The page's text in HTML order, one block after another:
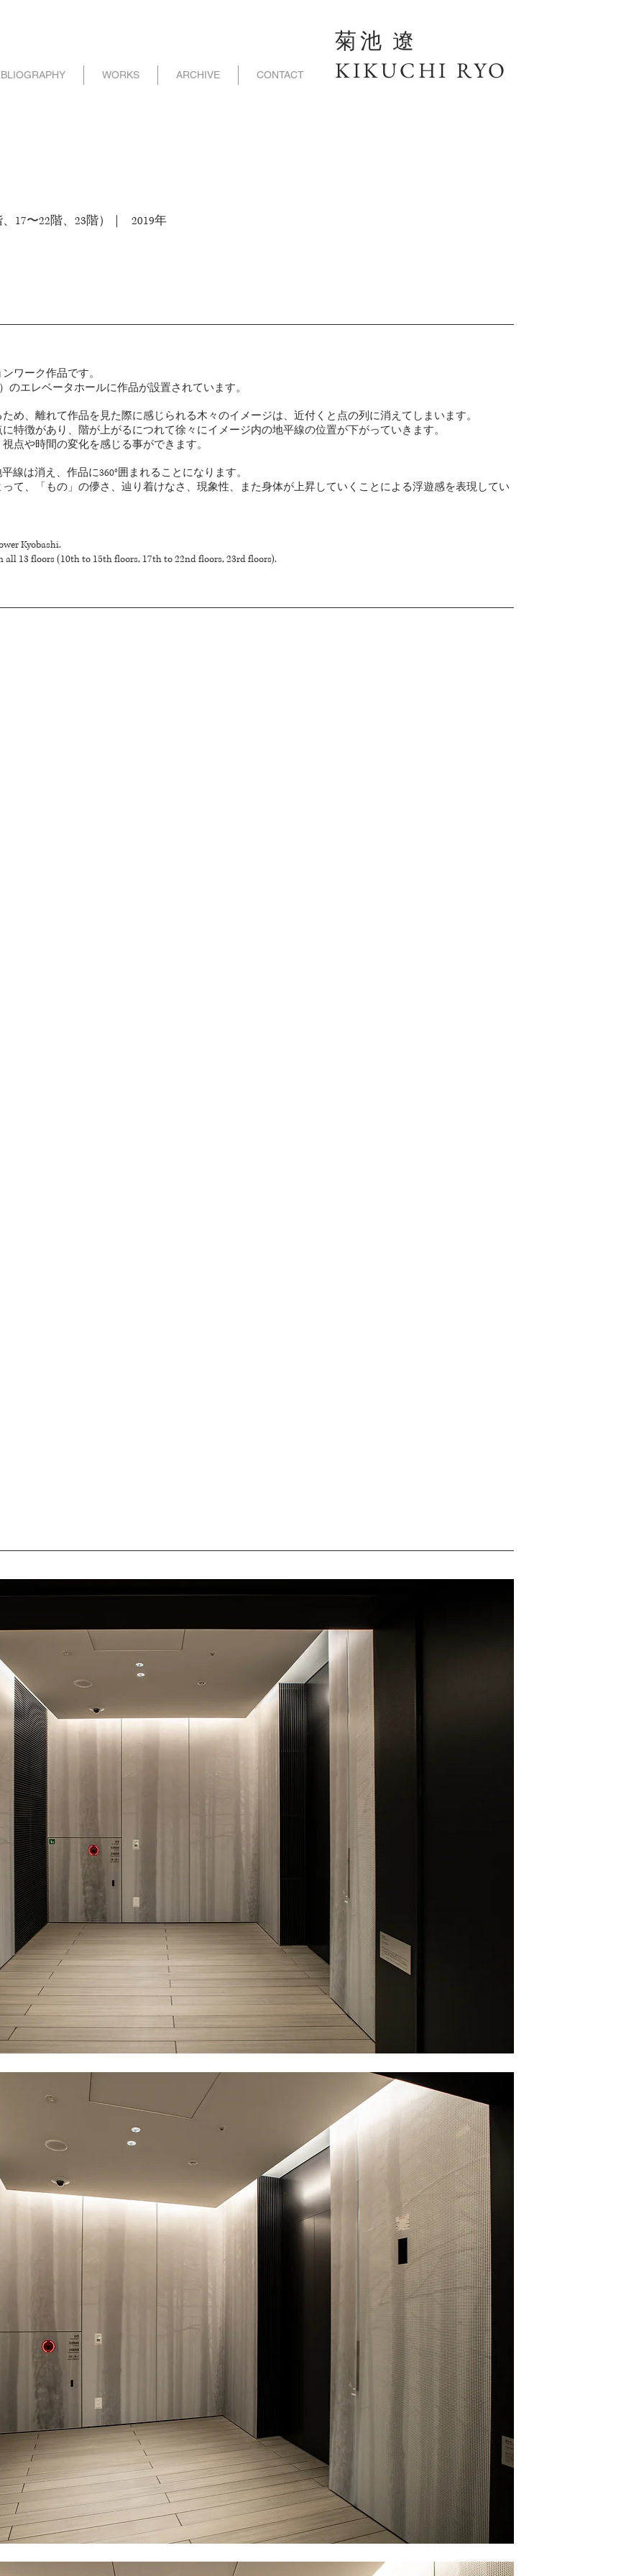
WORKS ARCHIVE CONTACT
菊池 遼
KIKUCHI RYO
17〜22階、23階）｜ 2019年
ワーク作品です。
のエレベータホールに作品が設置されています。
め、離れて作品を見た際に感じられる木々のイメージは、近付くと点の列に消えてしまいます。
特徴があり、階が上がるにつれて徐々にイメージ内の地平線の位置が下がっていきます。
点や時間の変化を感じる事ができます。
線は消え、作品に360°囲まれることになります。
て、「もの」の儚さ、辿り着けなさ、現象性、また身体が上昇していくことによる浮遊感を表現してい
Kyobashi.
13 floors (10th to 15th floors, 17th to 22nd floors, 23rd floors).